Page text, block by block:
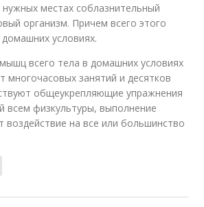
местах соблазнительный
организм. Причем всего этого
условиях.
всего тела в домашних условиях
многочасовых занятий и десятков
общеукрепляющие упражнения
всем физкультуры, выполнение
воздействие на все или большинство